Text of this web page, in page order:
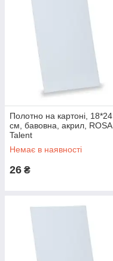
Полотно на картоні, 18*24
см, бавовна, акрил, ROSA
Talent
Немає в наявності
26 ₴